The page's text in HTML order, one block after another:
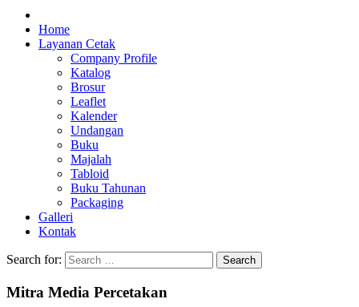
Jasa Cetak Online DMG Printing
Home
Layanan Cetak
Company Profile
Katalog
Brosur
Leaflet
Kalender
Undangan
Buku
Majalah
Tabloid
Buku Tahunan
Packaging
Galleri
Kontak
Search for:
Mitra Media Percetakan